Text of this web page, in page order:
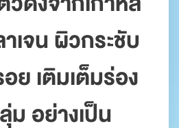
เจน ผิวกระชับ
เติมเต็มร่อง
อย่างเป็น